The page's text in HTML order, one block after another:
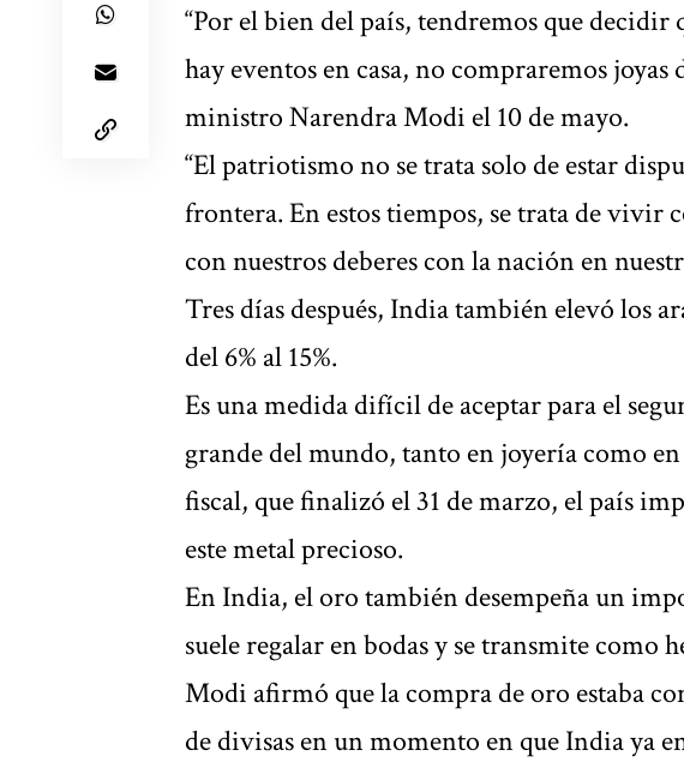
“Por el bien del país, tendremos que
hay eventos en casa, no compraremos
ministro Narendra Modi el 10 de mayo.
“El patriotismo no se trata solo de estar
frontera. En estos tiempos, se trata de vivir
con nuestros deberes con la nación en
Tres días después, India también elevó los
del 6% al 15%.
Es una medida difícil de aceptar para el
grande del mundo, tanto en joyería como
fiscal, que finalizó el 31 de marzo, el país
este metal precioso.
En India, el oro también desempeña un
suele regalar en bodas y se transmite como
Modi afirmó que la compra de oro estaba
de divisas en un momento en que India ya